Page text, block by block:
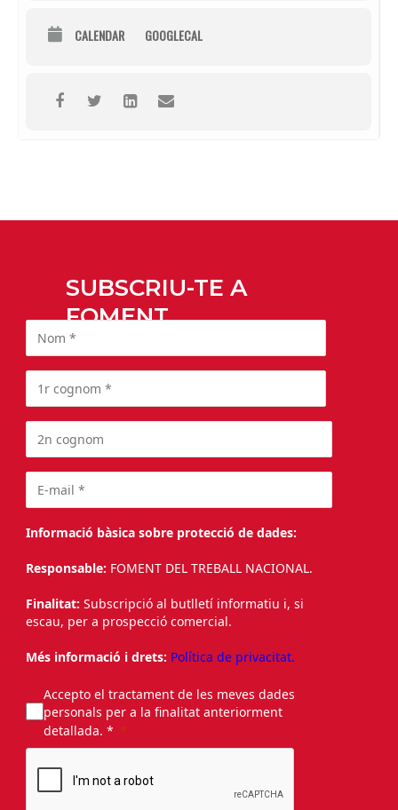
CALENDAR GOOGLECAL
SUBSCRIU-TE A
FOMENT
Informació bàsica sobre protecció de dades:
Responsable: FOMENT DEL TREBALL NACIONAL.
Finalitat: Subscripció al butlletí informatiu i, si
escau, per a prospecció comercial.
Més informació i drets: Política de privacitat.
Accepto el tractament de les meves dades
personals per a la finalitat anteriorment
detallada. *